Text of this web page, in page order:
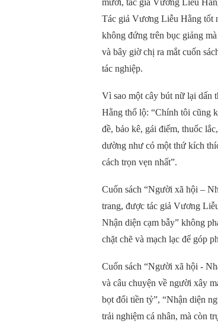
mươi, tác giả Vương Liễu
Tác giả Vương Liễu Hằng tốt
không đứng trên bục giảng
và bây giờ chị ra mắt cuốn
tác nghiệp.
Vì sao một cây bút nữ lại dấn
Hằng thổ lộ: “Chính tôi cũng
đề, bảo kê, gái điếm, thuốc
dường như có một thứ kích
cách trọn vẹn nhất”.
Cuốn sách “Người xã hội –
trang, được tác giả Vương
Nhận diện cạm bẫy” không
chặt chẽ và mạch lạc để góp
Cuốn sách “Người xã hội -
và câu chuyện về người xây
bọt đổi tiền tỷ”, “Nhận diện
trải nghiệm cá nhân, mà còn